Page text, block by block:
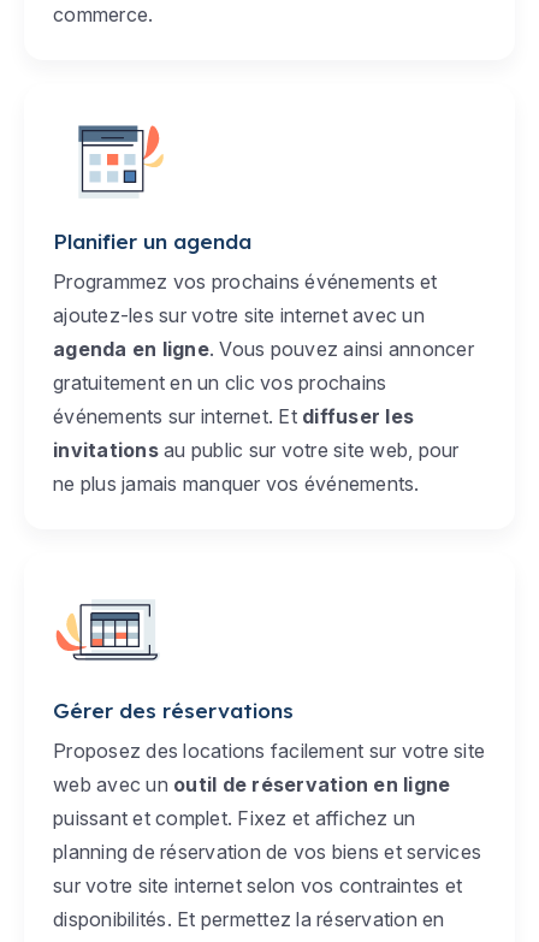
commerce.
Planifier un agenda
Programmez vos prochains événements et
ajoutez-les sur votre site internet avec un
agenda en ligne. Vous pouvez ainsi annoncer
gratuitement en un clic vos prochains
événements sur internet. Et diffuser les
invitationsau public sur votre site web, pour
ne plus jamais manquer vos événements.
Gérer des réservations
Proposez des locations facilement sur votre site
web avec un outil de réservation en ligne
puissant et complet. Fixez et affichez un
planning de réservation de vos biens et services
sur votre site internet selon vos contraintes et
disponibilités. Et permettez la réservation en